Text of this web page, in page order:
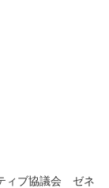
ィブ協議会 ゼネ